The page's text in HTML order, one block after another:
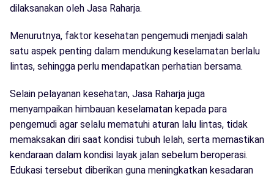
dilaksanakan oleh Jasa Raharja.
Menurutnya, faktor kesehatan pengemudi menjadi salah
satu aspek penting dalam mendukung keselamatan berlalu
lintas, sehingga perlu mendapatkan perhatian bersama.
Selain pelayanan kesehatan, Jasa Raharja juga
menyampaikan himbauan keselamatan kepada para
pengemudi agar selalu mematuhi aturan lalu lintas, tidak
memaksakan diri saat kondisi tubuh lelah, serta memastikan
kendaraan dalam kondisi layak jalan sebelum beroperasi.
Edukasi tersebut diberikan guna meningkatkan kesadaran